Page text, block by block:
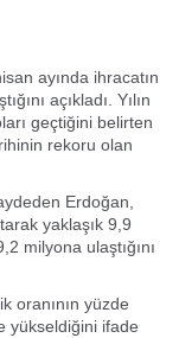
ayında ihracatın
açıkladı. Yılın
geçtiğini belirten
rekoru olan
Erdoğan,
yaklaşık 9,9
milyona ulaştığını
oranının yüzde
yükseldiğini ifade